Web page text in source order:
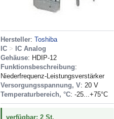
Hersteller: Toshiba
IC > IC Analog
Gehäuse: HDIP-12
Funktionsbeschreibung:
Niederfrequenz-Leistungsverstärker
Versorgungsspannung, V: 20 V
Temperaturbereich, °C: -25...+75°C
verfügbar: 2 St.